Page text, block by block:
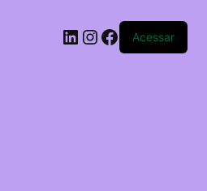
LinkedIn
Instagram
Facebook
Acessar